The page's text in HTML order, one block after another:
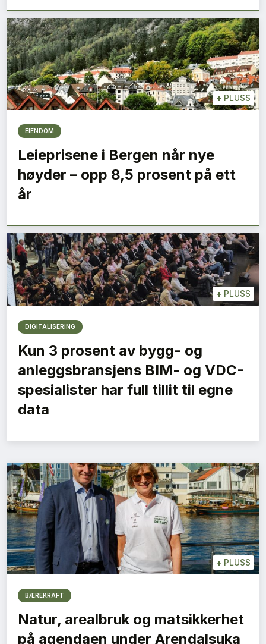
+ PLUSS
EIENDOM
Leieprisene i Bergen når nye
høyder – opp 8,5 prosent på ett
år
+ PLUSS
DIGITALISERING
Kun 3 prosent av bygg- og
anleggsbransjens BIM- og VDC-
spesialister har full tillit til egne
data
+ PLUSS
BÆREKRAFT
Natur, arealbruk og matsikkerhet
på agendaen under Arendalsuka